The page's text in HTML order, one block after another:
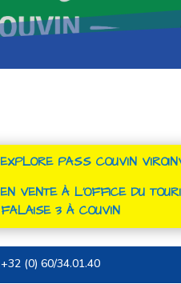
EXPLORE PASS COUVIN
EN VENTE À L’OFFICE DU
FALAISE 3 À COUVIN
+32 (0) 60/34.01.40